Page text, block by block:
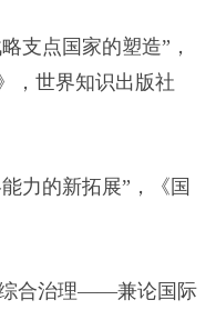
支点国家的塑造”，
，世界知识出版社
力的新拓展”，《国
综合治理——兼论国际